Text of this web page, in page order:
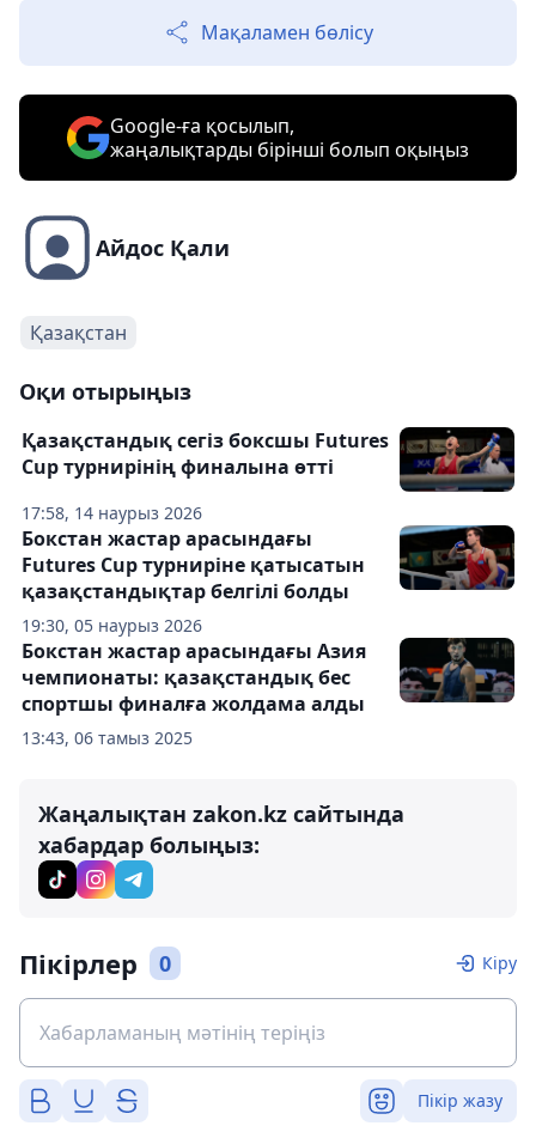
Мақаламен бөлісу
Google-ға қосылып,
жаңалықтарды бірінші болып оқыңыз
Айдос Қали
Қазақстан
Оқи отырыңыз
17:58, 14 наурыз 2026
Қазақстандық сегіз боксшы Futures
Cup турнирінің финалына өтті
19:30, 05 наурыз 2026
Бокстан жастар арасындағы
Futures Cup турниріне қатысатын
қазақстандықтар белгілі болды
13:43, 06 тамыз 2025
Бокстан жастар арасындағы Азия
чемпионаты: қазақстандық бес
спортшы финалға жолдама алды
Жаңалықтан zakon.kz сайтында
хабардар болыңыз:
Пікірлер 0 Кіру
Пікір жазу